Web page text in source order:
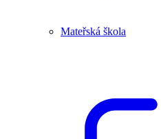
Mateřská škola